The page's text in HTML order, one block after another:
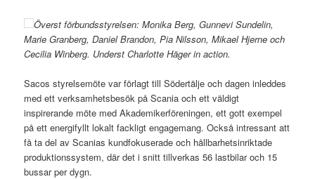
Överst förbundsstyrelsen: Monika Berg, Gunnevi Sundelin,
Marie Granberg, Daniel Brandon, Pia Nilsson, Mikael Hjerne och
Cecilia Winberg. Underst Charlotte Häger in action.
Sacos styrelsemöte var förlagt till Södertälje och dagen inleddes
med ett verksamhetsbesök på Scania och ett väldigt
inspirerande möte med Akademikerföreningen, ett gott exempel
på ett energifyllt lokalt fackligt engagemang. Också intressant att
få ta del av Scanias kundfokuserade och hållbarhetsinriktade
produktionssystem, där det i snitt tillverkas 56 lastbilar och 15
bussar per dygn.